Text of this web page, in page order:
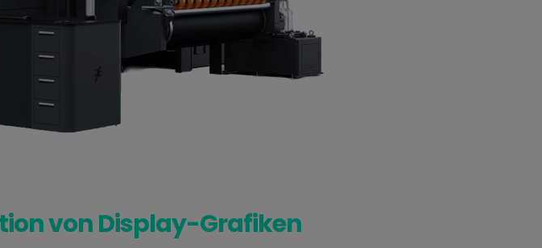
von Display-Grafiken